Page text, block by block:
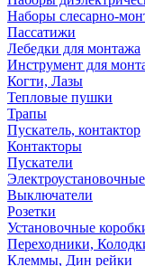
Наборы слесарно-
Пассатижи
Лебедки для монтажа
Инструмент для
Когти, Лазы
Тепловые пушки
Трапы
Пускатель, контактор
Контакторы
Пускатели
Выключатели
Розетки
Установочные
Переходники,
Клеммы, Дин рейки